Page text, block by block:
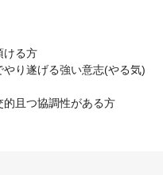
ける方
やり遂げる強い意志(やる気)
的且つ協調性がある方